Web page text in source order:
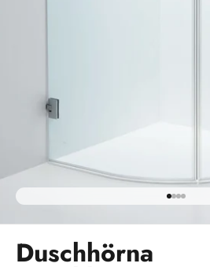
Gå till 1
Gå till 2
Gå till 3
Gå till 4
Duschhörna